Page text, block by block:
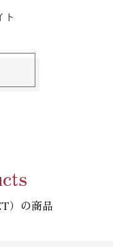
）の商品